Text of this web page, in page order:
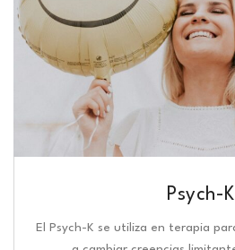
Psych-K
El Psych-K se utiliza en terapia